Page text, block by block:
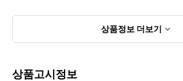
상품정보 더보기
상품고시정보